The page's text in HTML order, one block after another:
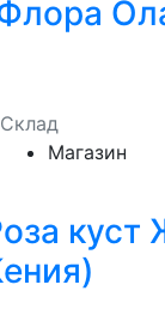
Склад
Магазин
куст